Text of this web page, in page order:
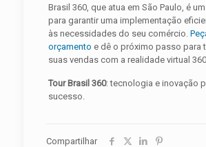
Brasil 360, que atua em São Paulo, é
para garantir uma implementação
às necessidades do seu comércio.
orçamento e dê o próximo passo para
suas vendas com a realidade virtual
Tour Brasil 360: tecnologia e inovação
sucesso.
Compartilhar